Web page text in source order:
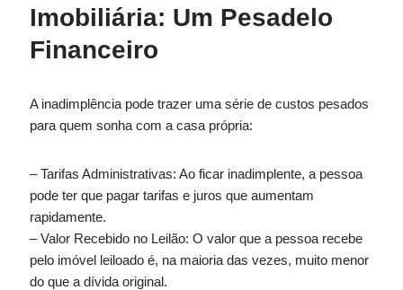
Imobiliária: Um Pesadelo
Financeiro
A inadimplência pode trazer uma série de custos pesados
para quem sonha com a casa própria:
– Tarifas Administrativas: Ao ficar inadimplente, a pessoa
pode ter que pagar tarifas e juros que aumentam
rapidamente.
– Valor Recebido no Leilão: O valor que a pessoa recebe
pelo imóvel leiloado é, na maioria das vezes, muito menor
do que a dívida original.